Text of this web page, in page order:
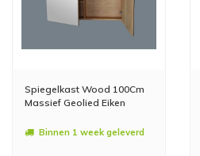
Spiegelkast Wood 100Cm
Massief Geolied Eiken
Binnen 1 week geleverd